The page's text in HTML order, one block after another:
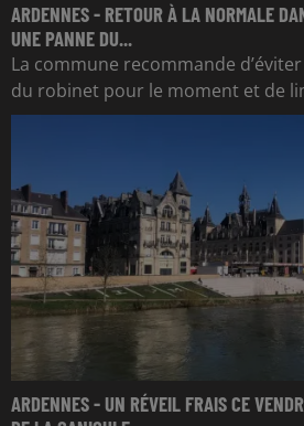
ARDENNES - RETOUR À LA NORMALE
UNE PANNE DU...
La commune recommande
du robinet pour le moment et de
ARDENNES - UN RÉVEIL FRAIS CE